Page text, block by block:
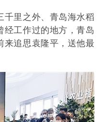
千里之外、青岛海水稻
经工作过的地方，青岛
来追思袁隆平，送他最